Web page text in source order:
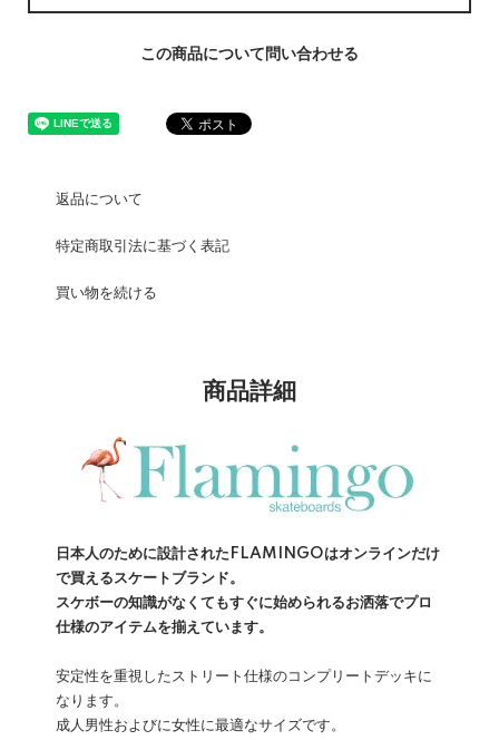
この商品について問い合わせる
返品について
特定商取引法に基づく表記
買い物を続ける
商品詳細
日本人のために設計されたFLAMINGOはオンラインだけ
で買えるスケートブランド。
スケボーの知識がなくてもすぐに始められるお洒落でプロ
仕様のアイテムを揃えています。
安定性を重視したストリート仕様のコンプリートデッキに
なります。
成人男性およびに女性に最適なサイズです。